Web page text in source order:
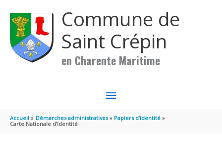
Commune de
Saint Crépin
en Charente Maritime
MENU
PRINCIPAL
Accueil Démarches administratives
Papiers d’identité
Carte Nationale d’Identité